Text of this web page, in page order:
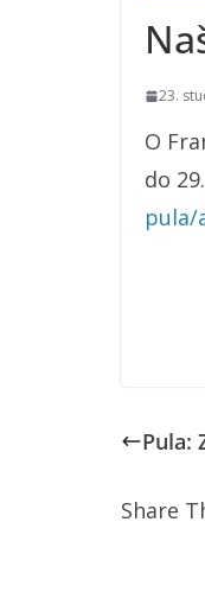
23.
O
do
pula/
Pula:
Share